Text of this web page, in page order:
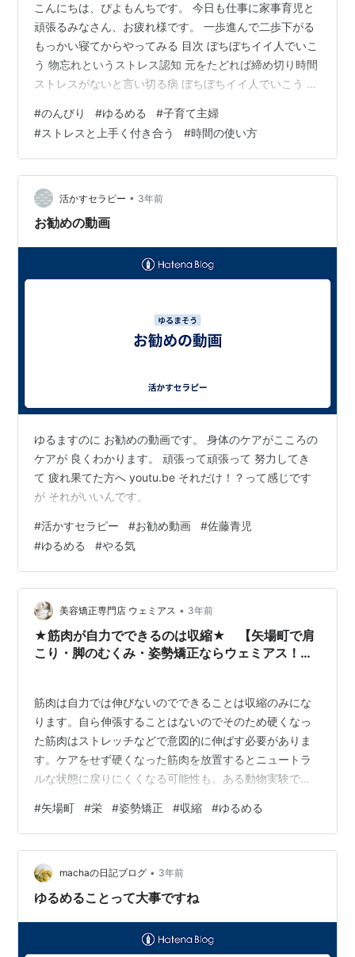
こんにちは、ぴよもんちです。 今日も仕事に家事育児と
頑張るみなさん、お疲れ様です。 一歩進んで二歩下がる
もっかい寝てからやってみる 目次 ぼちぼちイイ人でいこ
う 物忘れというストレス認知 元をたどれば締め切り時間
ストレスがないと言い切る病 ぼちぼちイイ人でいこう 人
す。 大人って 会社って 世の中って 理不尽だから。 じゃ
あ いつも我慢して 自分は二の次で 他人第一主義でいれ
ば まったく問題は起きない？ いいえ。 そんな単純では
ありません。 イイ人を続けることは 疲れることです。
イイ人＝優しい人 とも限りません。 イイ人に疲れたら
イケナ…
#のんびり #ゆるめる #子育て主婦
#ストレスと上手く付き合う #時間の使い方
活かすセラピー • 3年前
お勧めの動画
ゆるますのに お勧めの動画です。 身体のケアがこころの
ケアが 良くわかります。 頑張って頑張って 努力してき
て 疲れ果てた方へ youtu.be それだけ！？って感じです
が それがいいんです。
#活かすセラピー #お勧め動画 #佐藤青児
#ゆるめる #やる気
美容矯正専門店 ウェミアス • 3年前
★筋肉が自力でできるのは収縮★ 【矢場町で肩
こり・脚のむくみ・姿勢矯正ならウェミアス！
筋肉は自力では伸びないのでできることは収縮のみにな
ります。自ら伸張することはないのでそのため硬くなっ
た筋肉はストレッチなどで意図的に伸ばす必要がありま
す。ケアをせず硬くなった筋肉を放置するとニュートラ
ルな状態に戻りにくくなる可能性も。ある動物実験で関
り筋肉が伸びにくくなることが確認されているそうで
す。デスクワークや在宅勤務など動きに制限がある場面
も増えているので体はさらに硬くなっていきますよね。
また加齢による水分の不足でも体は硬くなります。体の
中で最も大量の水分を蓄えている筋肉はその6割以上が水
#矢場町 #栄 #姿勢矯正 #収縮 #ゆるめる
machaの日記ブログ • 3年前
ゆるめることって大事ですね